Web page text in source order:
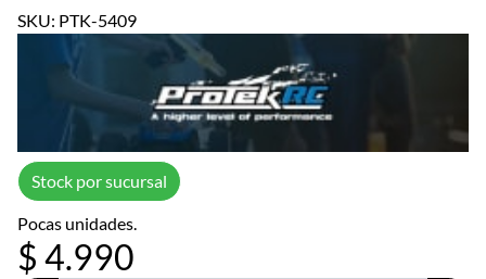
SKU: PTK-5409
Stock por sucursal
Pocas unidades.
$ 4.990